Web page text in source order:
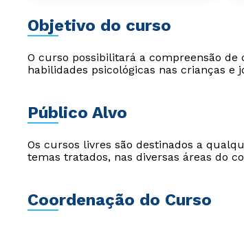
Objetivo do curso
O curso possibilitará a compreensão
habilidades psicológicas nas crianças e
Público Alvo
Os cursos livres são destinados a
temas tratados, nas diversas áreas do
Coordenação do Curso